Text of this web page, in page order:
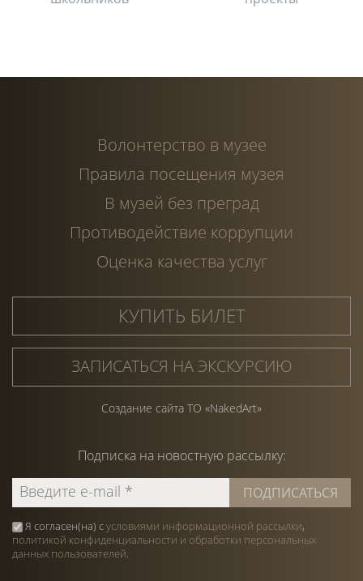
Волонтерство в музее
Правила посещения музея
В музей без преград
Противодействие коррупции
Оценка качества услуг
КУПИТЬ БИЛЕТ
ЗАПИСАТЬСЯ НА ЭКСКУРСИЮ
Создание сайта ТО «NakedArt»
Подписка на новостную рассылку:
Я согласен(на) сусловиями информационной рассылки,
политикой конфиденциальности и обработки персональных
данных пользователей.